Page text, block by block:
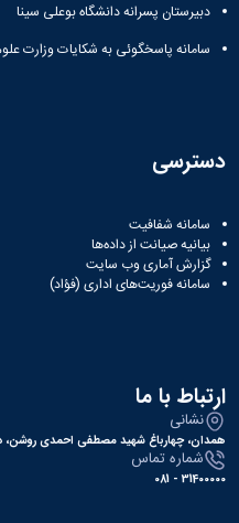
دبیرستان پسرانه دانشگاه بوعلی سینا
سامانه پاسخگوئی به شکایات وزارت
دسترسی
سامانه شفافیت
بیانیه صیانت از داده‌ها
گزارش آماری وب‌ سایت
سامانه فوریت‌های اداری (فؤاد)
ارتباط با ما
نشانی
همدان، چهارباغ شهید مصطفی احمدی روشن،
شماره تماس
31400000 - 081